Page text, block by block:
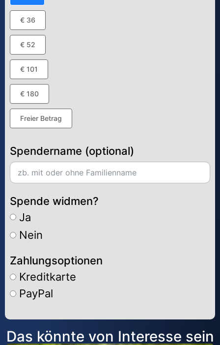
€ 36
€ 52
€ 101
€ 180
Freier Betrag
Spendername (optional)
Spende widmen?
Ja
Nein
Zahlungsoptionen
Kreditkarte
PayPal
Alternative:
Das könnte von Interesse sein